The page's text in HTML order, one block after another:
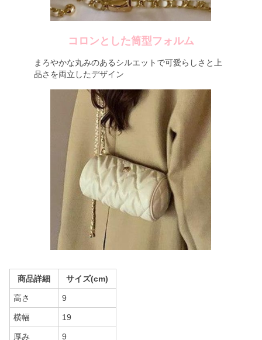
コロンとした筒型フォルム
まろやかな丸みのあるシルエットで可愛らしさと上
品さを両立したデザイン
商品詳細 サイズ(cm)
高さ 9
横幅 19
厚み 9